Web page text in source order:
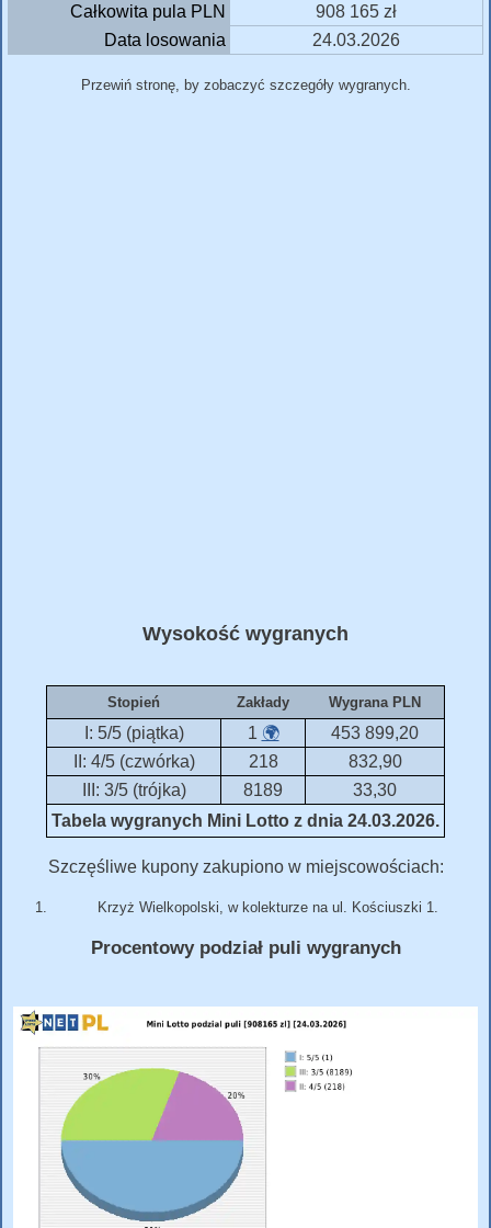
Całkowita pula PLN
908 165 zł
Data losowania
24.03.2026
Przewiń stronę, by zobaczyć szczegóły wygranych.
Wysokość wygranych
Stopień Zakłady Wygrana PLN
I: 5/5 (piątka) 1 🌍
453 899,20
II: 4/5 (czwórka)
218
832,90
III: 3/5 (trójka)
8189
33,30
Tabela wygranych Mini Lotto z dnia 24.03.2026.
Szczęśliwe kupony zakupiono w miejscowościach:
Krzyż Wielkopolski, w kolekturze na ul. Kościuszki 1.
Procentowy podział puli wygranych